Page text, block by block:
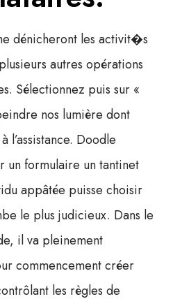
dénicheront les activit�s
autres opérations
Sélectionnez puis sur «
nos lumière dont
l’assistance. Doodle
formulaire un tantinet
appâtée puisse choisir
le plus judicieux. Dans le
il va pleinement
commencement créer
les règles de